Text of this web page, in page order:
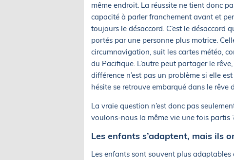
même endroit. La réussite ne tient donc
capacité à parler franchement avant et
toujours le désaccord. C’est le désaccord
portés par une personne plus motrice.
circumnavigation, suit les cartes météo,
du Pacifique. L’autre peut partager le
différence n’est pas un problème si elle
hésite se retrouve embarqué dans le rêve
La vraie question n’est donc pas
voulons-nous la même vie une fois partis
Les enfants s’adaptent, mais ils
Les enfants sont souvent plus